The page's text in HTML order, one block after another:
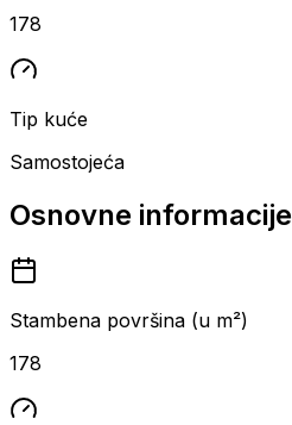
178
Tip kuće
Samostojeća
Osnovne informacije
Stambena površina (u m²)
178